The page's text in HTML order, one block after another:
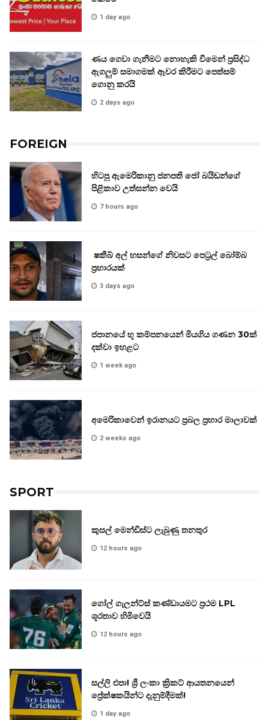
1 day ago
ණය ගෙවා ගැනීමට නොහැකි වීමෙන් ප්‍රසිද්ධ
ඇගලුම් සමාගමක් ඈවර කිරීමට පෙත්සම්
ගොනු කරයි
2 days ago
FOREIGN
හිටපු ඇමෙරිකානු ජනපති ජෝ බයිඩන්ගේ
පිළිකාව උත්සන්න වෙයි
7 hours ago
ෂකීබ් අල් හසන්ගේ නිවසට පෙට්‍රල් බෝම්බ
ප්‍රහාරයක්
3 days ago
ජපානයේ භූ කම්පනයෙන් මියගිය ගණන 30ක්
දක්වා ඉහළට
1 week ago
අමෙරිකාවෙන් ඉරානයට ප්‍රබල ප්‍රහාර මාලාවක්
2 weeks ago
SPORT
කුසල් මෙන්ඩිස්ට ලැබුණු තනතුර
12 hours ago
ගෝල් ගැලන්ට්ස් කණ්ඩායමට ප්‍රථම LPL
ශූරතාව හිමිවෙයි
12 hours ago
සල්ලි එපා! ශ්‍රී ලංකා ක්‍රිකට් ආයතනයෙන්
ප්‍රේක්ෂකයින්ට දැනුම්දීමක්!
1 day ago